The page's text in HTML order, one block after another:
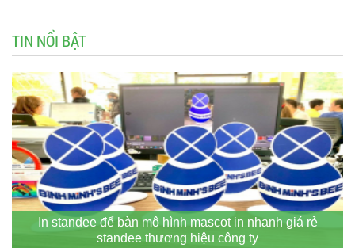
TIN NỔI BẬT
In standee để bàn mô hình mascot in nhanh giá rẻ
standee thương hiệu công ty